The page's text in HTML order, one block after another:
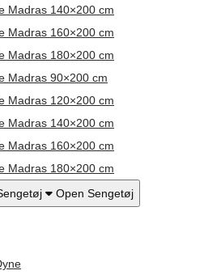
Madras 140×200 cm
Madras 160×200 cm
Madras 180×200 cm
Madras 90×200 cm
Madras 120×200 cm
Madras 140×200 cm
Madras 160×200 cm
Madras 180×200 cm
Open Sengetøj